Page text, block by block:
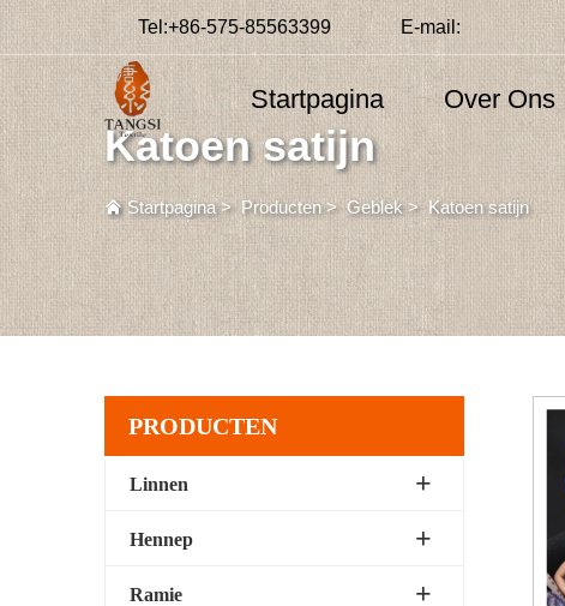
Tel:+86-575-85563399 E-mail:
Startpagina Over Ons
Katoen satijn
Startpagina> Producten>Geblek>Katoen satijn
PRODUCTEN
Linnen
Hennep
Ramie